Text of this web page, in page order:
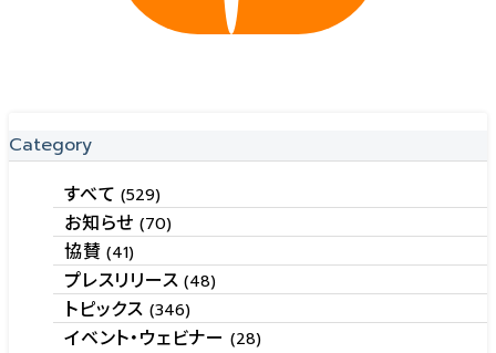
Category
すべて(529)
お知らせ (70)
協賛(41)
プレスリリース(48)
トピックス (346)
イベント・ウェビナー (28)